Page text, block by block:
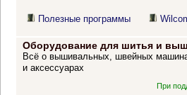
Полезные программы
Оборудование для шитья и
Всё о вышивальных, швейных
и аксессуарах
При